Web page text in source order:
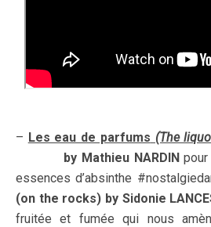
– Les eau de parfums (The
by Mathieu NARDINpour
essences d’absinthe
(on the rocks) by Sidonie
fruitée et fumée qui nous